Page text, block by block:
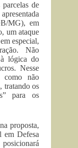
de
MG), em
um ataque
especial,
Não
à lógica do
Nesse
como não
tratando os
para os
proposta,
em Defesa